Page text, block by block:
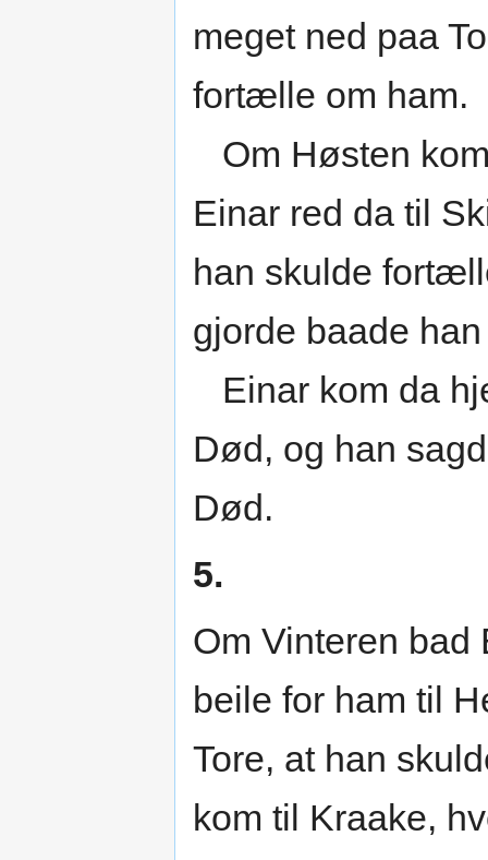
meget ned paa
fortælle om ham.
Om Høsten
Einar red da til
han skulde
gjorde baade
Einar kom da
Død, og han
Død.
5.
Om Vinteren bad
beile for ham til
Tore, at han
kom til Kraake,